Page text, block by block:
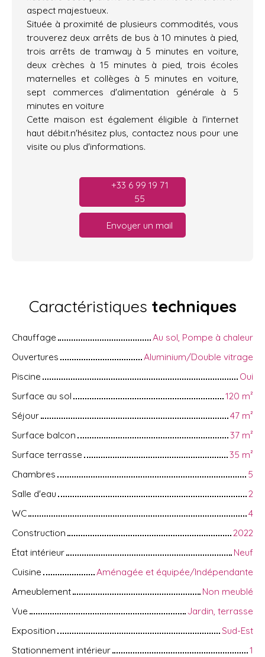
aspect majestueux.
Située à proximité de plusieurs commodités, vous
trouverez deux arrêts de bus à 10 minutes à pied,
trois arrêts de tramway à 5 minutes en voiture,
deux crèches à 15 minutes à pied, trois écoles
maternelles et collèges à 5 minutes en voiture,
sept commerces d'alimentation générale à 5
minutes en voiture
Cette maison est également éligible à l'internet
haut débit.n'hésitez plus, contactez nous pour une
visite ou plus d'informations.
+33 6 99 19 71
55
Envoyer un mail
Caractéristiques techniques
Chauffage
Au sol, Pompe à chaleur
Ouvertures
Aluminium/Double vitrage
Piscine
Oui
Surface au sol
120 m²
Séjour
47 m²
Surface balcon
37 m²
Surface terrasse
35 m²
Chambres
5
Salle d'eau
2
WC
4
Construction
2022
État intérieur
Neuf
Cuisine
Aménagée et équipée/Indépendante
Ameublement
Non meublé
Vue
Jardin, terrasse
Exposition
Sud-Est
Stationnement intérieur
1